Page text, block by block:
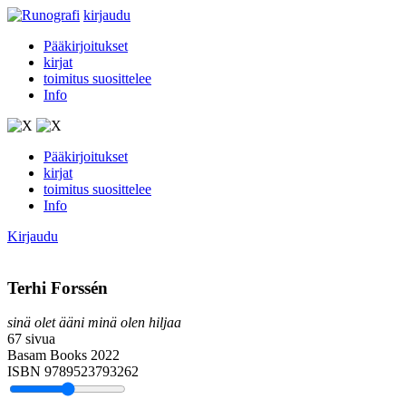
kirjaudu
Pääkirjoitukset
kirjat
toimitus suosittelee
Info
Pääkirjoitukset
kirjat
toimitus suosittelee
Info
Kirjaudu
Terhi Forssén
sinä olet ääni minä olen hiljaa
67 sivua
Basam Books 2022
ISBN 9789523793262